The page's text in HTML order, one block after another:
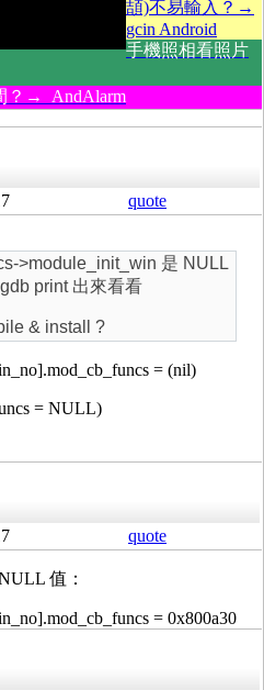
頡)不易輸入？→
gcin Android
手機照相看照片
？→ AndAlarm
quote
>module_init_win 是 NULL
print 出來看看
& install ?
= (nil)
= NULL)
quote
值：
= 0x800a30